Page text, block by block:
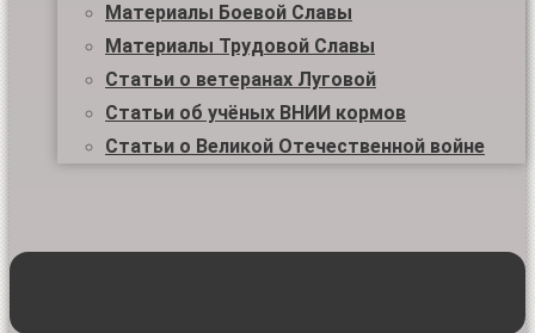
Материалы Боевой Славы
Материалы Трудовой Славы
Статьи о ветеранах Луговой
Статьи об учёных ВНИИ кормов
Статьи о Великой Отечественной войне